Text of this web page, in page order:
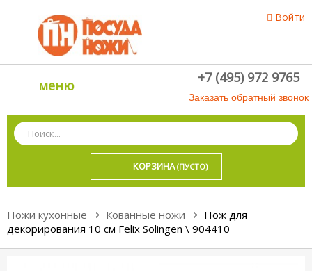
Войти
меню +7 (495) 972 9765
Заказать обратный звонок
КОРЗИНА (ПУСТО)
Ножи кухонные Кованные ножи
Нож для
декорирования 10 см Felix Solingen \ 904410